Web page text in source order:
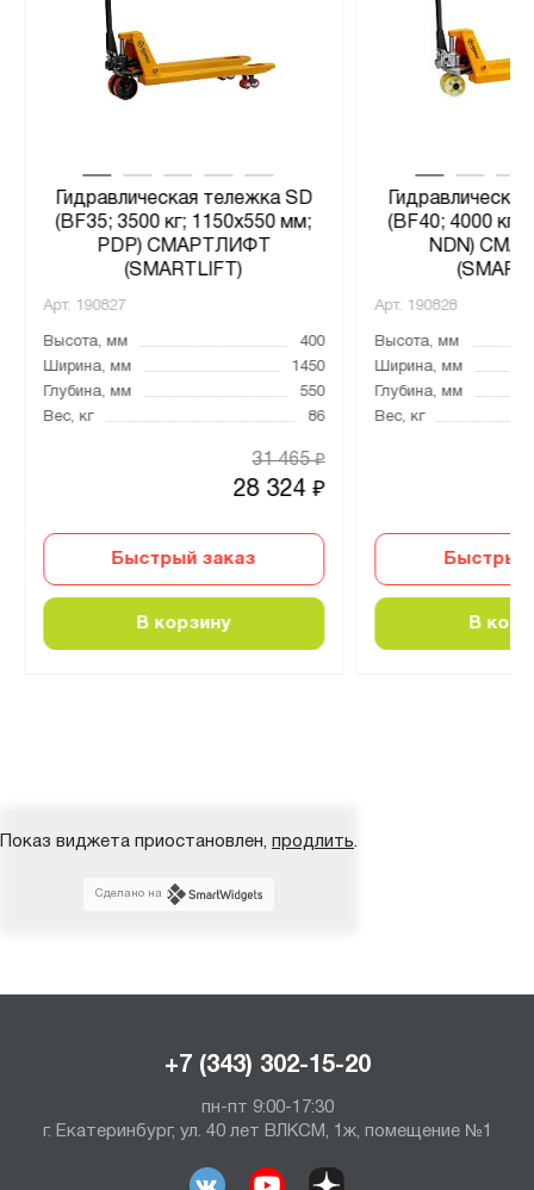
Гидравлическая тележка SD
(BF35; 3500 кг; 1150х550 мм;
PDP) СМАРТЛИФТ
(SMARTLIFT)
Арт. 190827
Высота, мм
400
Ширина, мм
1450
Глубина, мм
550
Вес, кг
86
28 324₽
31 465₽
Быстрый заказ
В корзину
(BF40; 4000 кг;
NDN)
Арт. 190828
Высота, мм
Ширина, мм
Глубина, мм
Вес, кг
Быстрый
В
Показ виджета приостановлен, продлить.
Сделано на
+7 (343) 302-15-20
пн-пт 9:00-17:30
г. Екатеринбург, ул. 40 лет ВЛКСМ, 1ж, помещение №1